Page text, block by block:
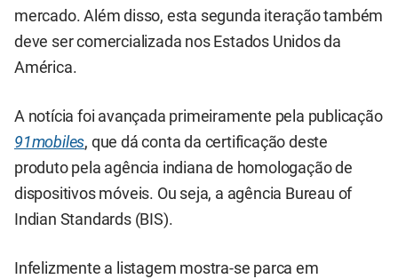
mercado. Além disso, esta segunda iteração também
deve ser comercializada nos Estados Unidos da
América.
A notícia foi avançada primeiramente pela publicação
91mobiles, que dá conta da certificação deste
produto pela agência indiana de homologação de
dispositivos móveis. Ou seja, a agência Bureau of
Indian Standards (BIS).
Infelizmente a listagem mostra-se parca em